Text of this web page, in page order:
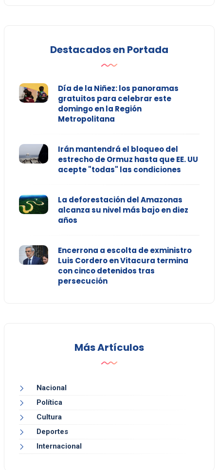
Destacados en Portada
Día de la Niñez: los panoramas
gratuitos para celebrar este
domingo en la Región
Metropolitana
Irán mantendrá el bloqueo del
estrecho de Ormuz hasta que EE. UU
acepte "todas" las condiciones
La deforestación del Amazonas
alcanza su nivel más bajo en diez
años
Encerrona a escolta de exministro
Luis Cordero en Vitacura termina
con cinco detenidos tras
persecución
Más Artículos
Nacional
Política
Cultura
Deportes
Internacional